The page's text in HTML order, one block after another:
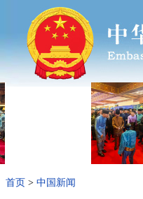
首页 > 中国新闻